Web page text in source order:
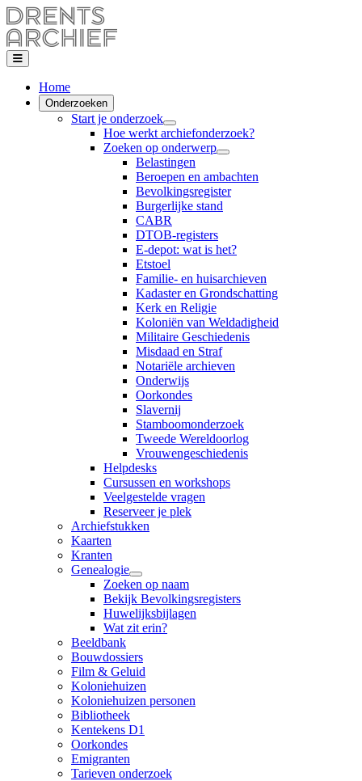
Home
Onderzoeken
Start je onderzoek
Hoe werkt archiefonderzoek?
Zoeken op onderwerp
Belastingen
Beroepen en ambachten
Bevolkingsregister
Burgerlijke stand
CABR
DTOB-registers
E-depot: wat is het?
Etstoel
Familie- en huisarchieven
Kadaster en Grondschatting
Kerk en Religie
Koloniën van Weldadigheid
Militaire Geschiedenis
Misdaad en Straf
Notariële archieven
Onderwijs
Oorkondes
Slavernij
Stamboomonderzoek
Tweede Wereldoorlog
Vrouwengeschiedenis
Helpdesks
Cursussen en workshops
Veelgestelde vragen
Reserveer je plek
Archiefstukken
Kaarten
Kranten
Genealogie
Zoeken op naam
Bekijk Bevolkingsregisters
Huwelijksbijlagen
Wat zit erin?
Beeldbank
Bouwdossiers
Film & Geluid
Koloniehuizen
Koloniehuizen personen
Bibliotheek
Kentekens D1
Oorkondes
Emigranten
Tarieven onderzoek